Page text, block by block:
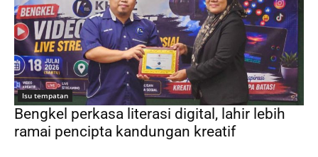
Isu tempatan
Bengkel perkasa literasi digital, lahir lebih
ramai pencipta kandungan kreatif